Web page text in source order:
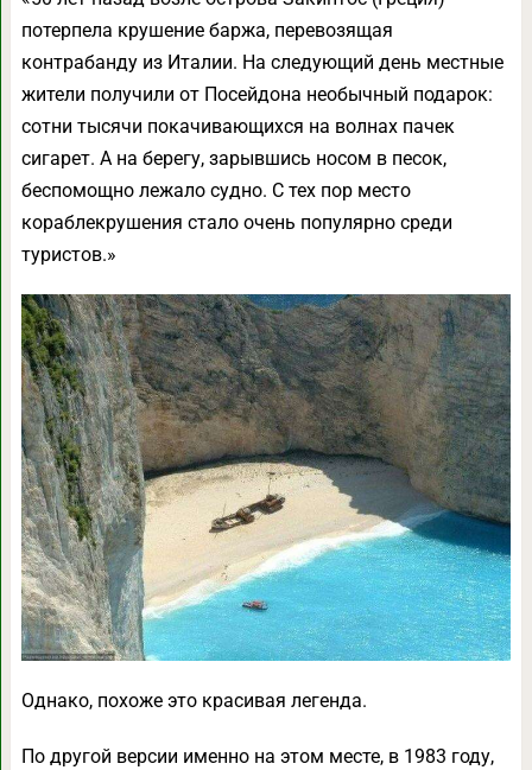
потерпела крушение баржа, перевозящая
контрабанду из Италии. На следующий день местные
жители получили от Посейдона необычный подарок:
сотни тысячи покачивающихся на волнах пачек
сигарет. А на берегу, зарывшись носом в песок,
беспомощно лежало судно. С тех пор место
кораблекрушения стало очень популярно среди
туристов.»
Однако, похоже это красивая легенда.
По другой версии именно на этом месте, в 1983 году,